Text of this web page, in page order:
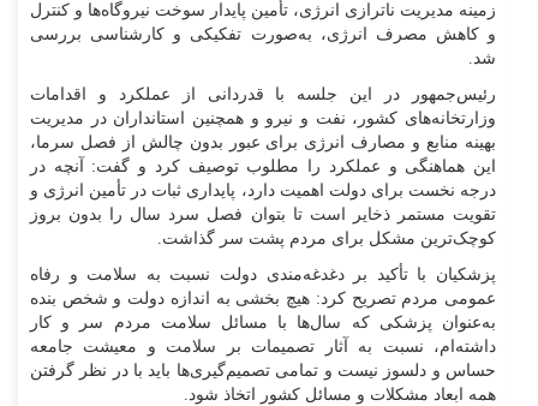
زمینه مدیریت ناترازی انرژی، تأمین پایدار سوخت نیروگاه‌ها و کنترل
و کاهش مصرف انرژی، به‌صورت تفکیکی و کارشناسی بررسی
شد.
رئیس‌جمهور در این جلسه با قدردانی از عملکرد و اقدامات
وزارتخانه‌های کشور، نفت و نیرو و همچنین استانداران در مدیریت
بهینه منابع و مصارف انرژی برای عبور بدون چالش از فصل سرما،
این هماهنگی و عملکرد را مطلوب توصیف کرد و گفت: آنچه در
درجه نخست برای دولت اهمیت دارد، پایداری ثبات در تأمین انرژی و
تقویت مستمر ذخایر است تا بتوان فصل سرد سال را بدون بروز
کوچک‌ترین مشکل برای مردم پشت سر گذاشت.
پزشکیان با تأکید بر دغدغه‌مندی دولت نسبت به سلامت و رفاه
عمومی مردم تصریح کرد: هیچ بخشی به اندازه دولت و شخص بنده
به‌عنوان پزشکی که سال‌ها با مسائل سلامت مردم سر و کار
داشته‌ام، نسبت به آثار تصمیمات بر سلامت و معیشت جامعه
حساس و دلسوز نیست و تمامی تصمیم‌گیری‌ها باید با در نظر گرفتن
همه ابعاد مشکلات و مسائل کشور اتخاذ شود.